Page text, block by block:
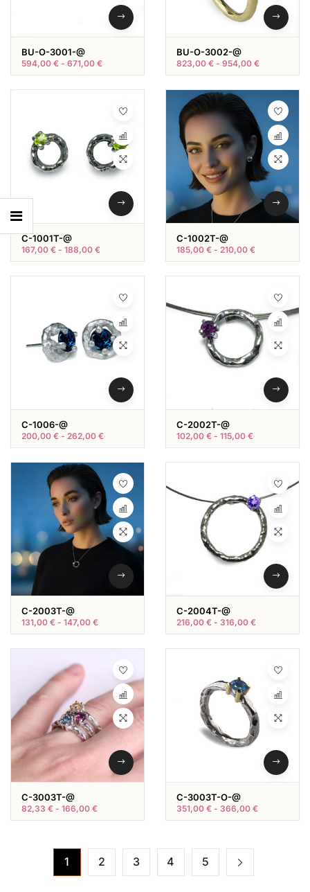
BU-O-3001-@
594,00 € - 671,00 €
BU-O-3002-@
823,00 € - 954,00 €
C-1001T-@
167,00 € - 188,00 €
C-1002T-@
185,00 € - 210,00 €
C-1006-@
200,00 € - 262,00 €
C-2002T-@
102,00 € - 115,00 €
C-2003T-@
131,00 € - 147,00 €
C-2004T-@
216,00 € - 316,00 €
C-3003T-@
82,33 € - 166,00 €
C-3003T-O-@
351,00 € - 366,00 €
1 2 3 4 5